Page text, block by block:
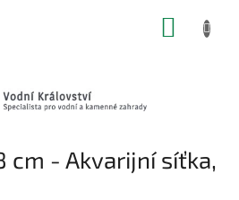
cm - Akvarijní síťka,